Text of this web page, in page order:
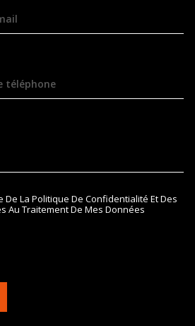
De La Politique De Confidentialité Et Des
Au Traitement De Mes Données